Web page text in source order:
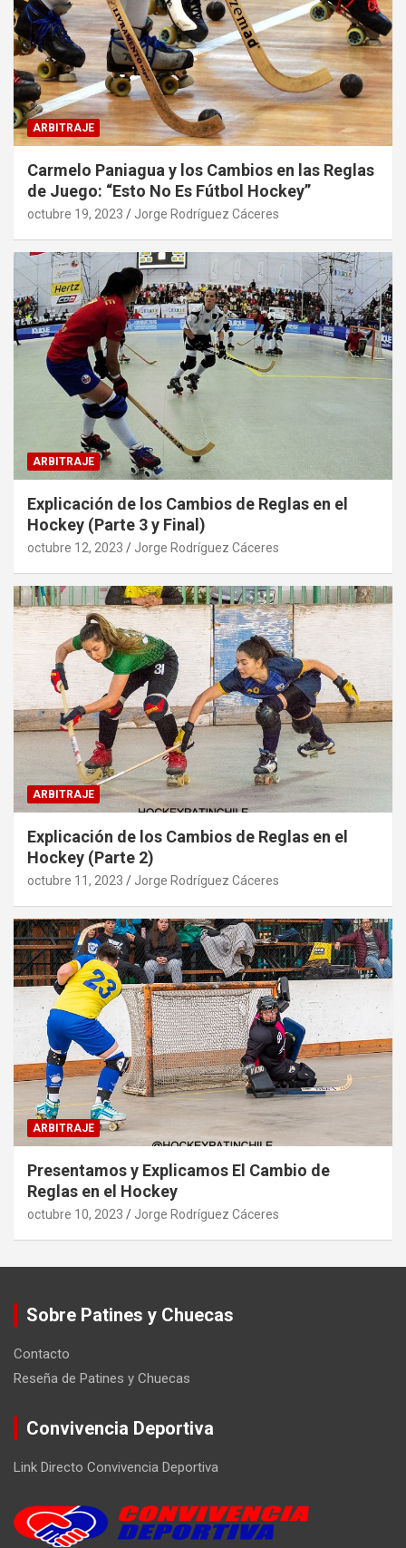
ARBITRAJE
Carmelo Paniagua y los Cambios en las Reglas
de Juego: “Esto No Es Fútbol Hockey”
octubre 19, 2023 Jorge Rodríguez Cáceres
ARBITRAJE
Explicación de los Cambios de Reglas en el
Hockey (Parte 3 y Final)
octubre 12, 2023 Jorge Rodríguez Cáceres
ARBITRAJE
Explicación de los Cambios de Reglas en el
Hockey (Parte 2)
octubre 11, 2023 Jorge Rodríguez Cáceres
ARBITRAJE
Presentamos y Explicamos El Cambio de
Reglas en el Hockey
octubre 10, 2023 Jorge Rodríguez Cáceres
Sobre Patines y Chuecas
Contacto
Reseña de Patines y Chuecas
Convivencia Deportiva
Link Directo Convivencia Deportiva